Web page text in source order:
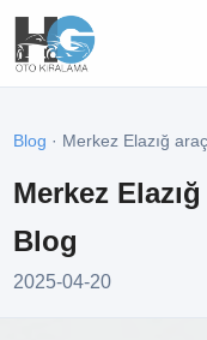
Blog · Merkez Elazığ
Merkez
Blog
2025-04-20